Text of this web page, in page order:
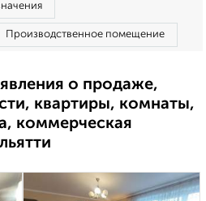
Производственное помещение
о продаже,
квартиры, комнаты,
коммерческая